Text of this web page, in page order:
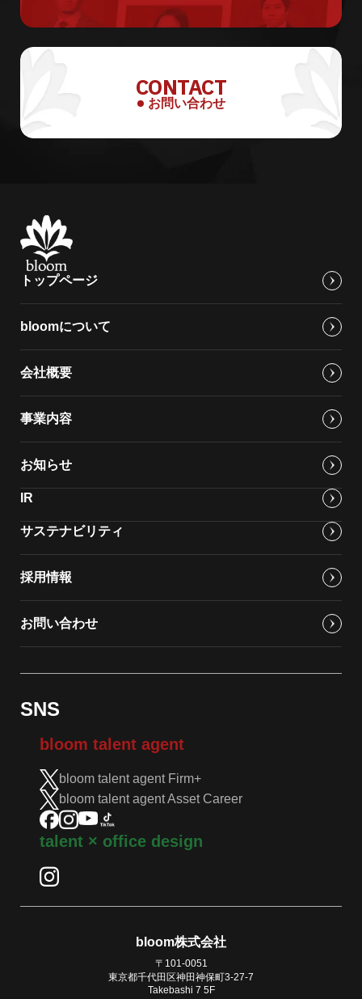
CONTACT
お問い合わせ
トップページ
bloomについて
会社概要
事業内容
お知らせ
IR
サステナビリティ
採用情報
お問い合わせ
SNS
bloom talent agent
bloom talent agent Firm+
bloom talent agent Asset Career
talent × office design
bloom株式会社
〒101-0051
東京都千代田区神田神保町3-27-7
Takebashi 7 5F